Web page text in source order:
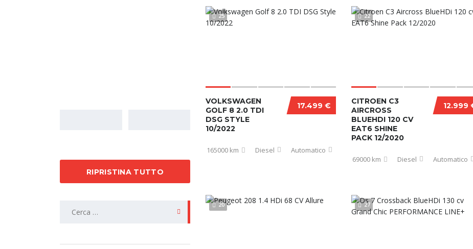
RIPRISTINA TUTTO
25
17.499 €
VOLKSWAGEN
GOLF 8 2.0 TDI
DSG STYLE
10/2022
165000 km Diesel Automatico
22
12.999
CITROEN C3
AIRCROSS
BLUEHDI 120 CV
EAT6 SHINE
PACK 12/2020
69000 km Diesel Automatico
20 27